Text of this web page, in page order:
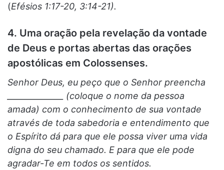
(Efésios 1:17-20, 3:14-21).
4. Uma oração pela revelação da vontade
de Deus e portas abertas das orações
apostólicas em Colossenses.
Senhor Deus, eu peço que o Senhor preencha
______________ (coloque o nome da pessoa
amada) com o conhecimento de sua vontade
através de toda sabedoria e entendimento que
o Espírito dá para que ele possa viver uma vida
digna do seu chamado. E para que ele pode
agradar-Te em todos os sentidos.